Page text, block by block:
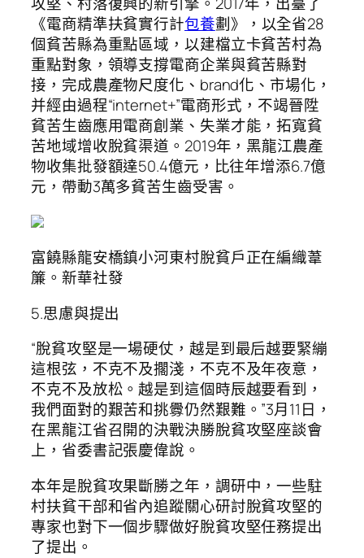
《電商精準扶貧實行計包養劃》，以全省28
個貧苦縣為重點區域，以建檔立卡貧苦村為
重點對象，領導支撐電商企業與貧苦縣對
接，完成農產物尺度化、brand化、市場化，
并經由過程“internet+”電商形式，不竭晉陞
貧苦生齒應用電商創業、失業才能，拓寬貧
苦地域增收脫貧渠道。2019年，黑龍江農產
物收集批發額達50.4億元，比往年增添6.7億
元，帶動3萬多貧苦生齒受害。
富饒縣龍安橋鎮小河東村脫貧戶正在編織葦
簾。新華社發
5.思慮與提出
“脫貧攻堅是一場硬仗，越是到最后越要緊繃
這根弦，不克不及擱淺，不克不及年夜意，
不克不及放松。越是到這個時辰越要看到，
我們面對的艱苦和挑釁仍然艱難。”3月11日，
在黑龍江省召開的決戰決勝脫貧攻堅座談會
上，省委書記張慶偉說。
本年是脫貧攻果斷勝之年，調研中，一些駐
村扶貧干部和省內追蹤關心研討脫貧攻堅的
專家也對下一個步驟做好脫貧攻堅任務提出
了提出。